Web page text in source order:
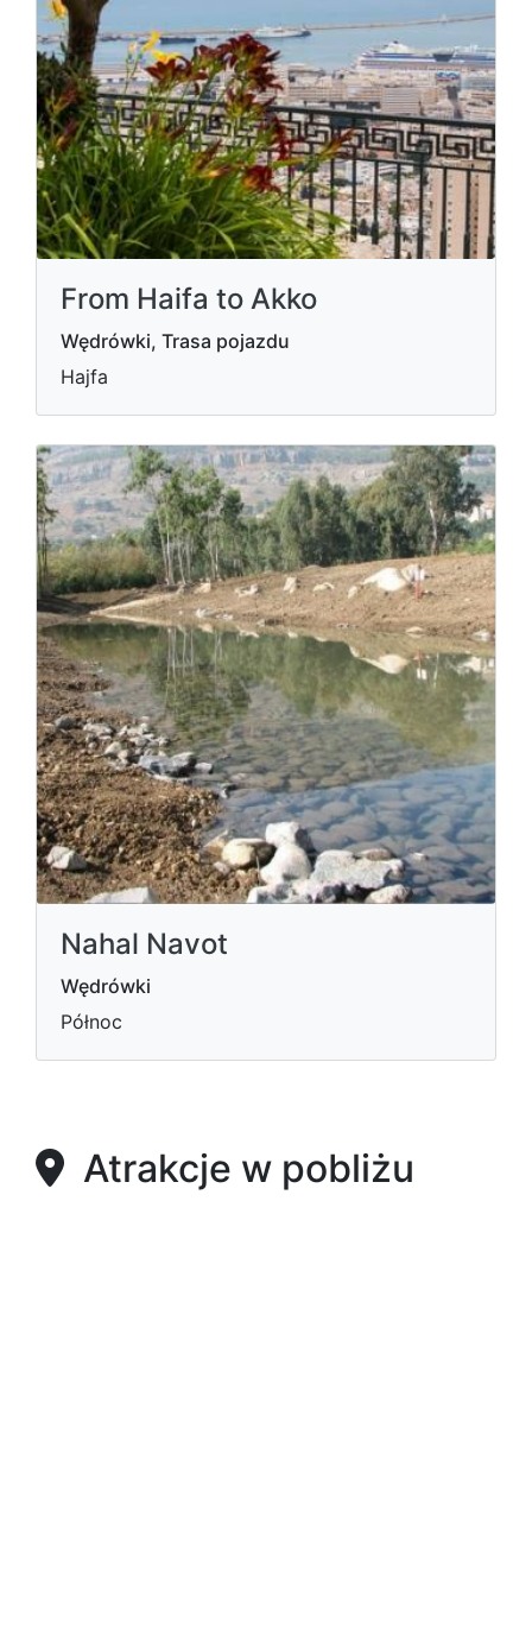
From Haifa to Akko
Wędrówki, Trasa pojazdu
Hajfa
Nahal Navot
Wędrówki
Północ
Atrakcje w pobliżu